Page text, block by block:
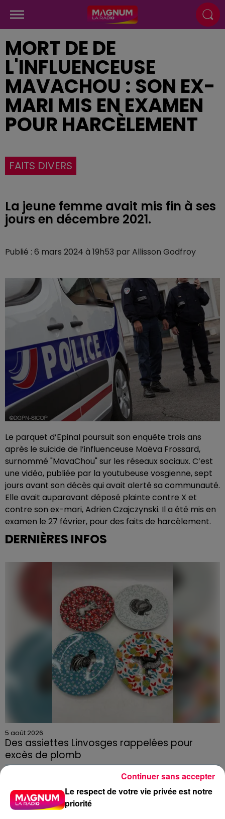
MORT DE DE
L'INFLUENCEUSE
MAVACHOU : SON EX-
MARI MIS EN EXAMEN
POUR HARCÈLEMENT
FAITS DIVERS
La jeune femme avait mis fin à ses
jours en décembre 2021.
Publié : 6 mars 2024 à 19h53 par Allisson Godfroy
Le parquet d’Epinal poursuit son enquête trois ans
après le suicide de l’influenceuse Maëva Frossard,
surnommé "MavaChou" sur les réseaux sociaux. C’est
une vidéo, publiée par la youtubeuse vosgienne, sept
jours avant son décès qui avait alerté sa communauté.
Elle avait auparavant déposé plainte contre X et
contre son ex-mari, Adrien Czajczynski. Il a été mis en
examen le 27 février, pour des faits de harcèlement.
DERNIÈRES INFOS
5 août 2026
Des assiettes Linvosges rappelées pour
excès de plomb
Du plomb a été détecté dans deux assiettes en
céramique vendues entre 2020 et 2022 par Linvosges.
Le respect de votre vie privée est notre
priorité
Continuer sans accepter